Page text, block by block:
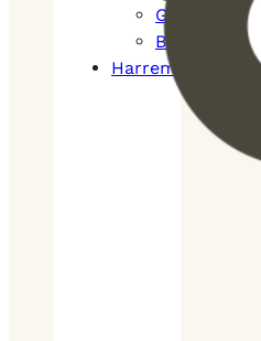
Gure bideoak
Bloga
Harremana